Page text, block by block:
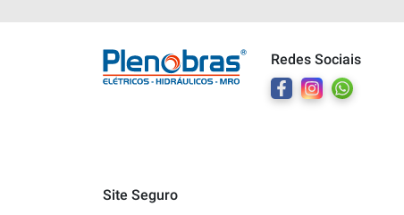
Redes Sociais
Site Seguro
Bem vindo a Plenobras! Aqui você
encontra toda a linha de materiais
Dúvidas técnicas sobre produtos